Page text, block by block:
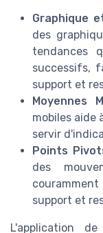
Graphique
des
tendances
successifs,
support et
Moyennes
mobiles aide
servir
Points
des
support et
L'application